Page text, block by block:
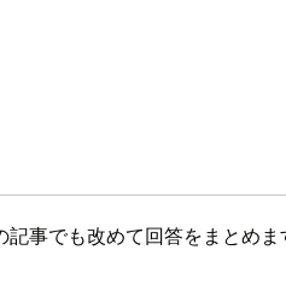
事でも改めて回答をまとめま